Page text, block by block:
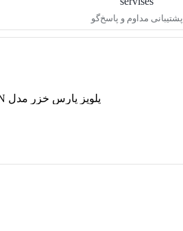
پشتیبانی مداوم و پاسخ‌گو